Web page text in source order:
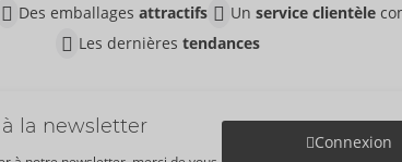
Des emballages attractifs Un service clientèle
Les dernières tendances
à la newsletter
Connexion